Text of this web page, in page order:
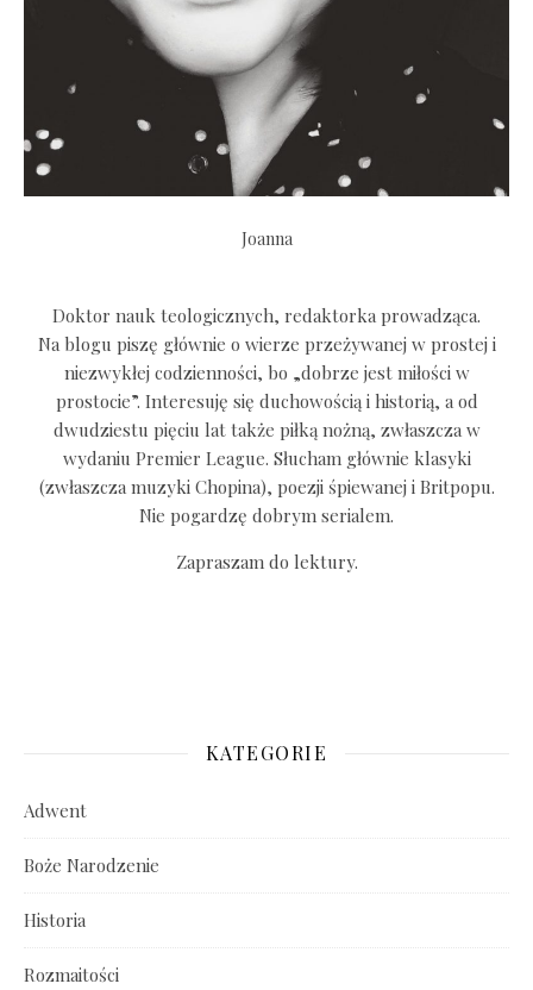
Joanna
Doktor nauk teologicznych, redaktorka prowadząca.
Na blogu piszę głównie o wierze przeżywanej w prostej i
niezwykłej codzienności, bo „dobrze jest miłości w
prostocie”. Interesuję się duchowością i historią, a od
dwudziestu pięciu lat także piłką nożną, zwłaszcza w
wydaniu Premier League. Słucham głównie klasyki
(zwłaszcza muzyki Chopina), poezji śpiewanej i Britpopu.
Nie pogardzę dobrym serialem.
Zapraszam do lektury.
KATEGORIE
Adwent
Boże Narodzenie
Historia
Rozmaitości